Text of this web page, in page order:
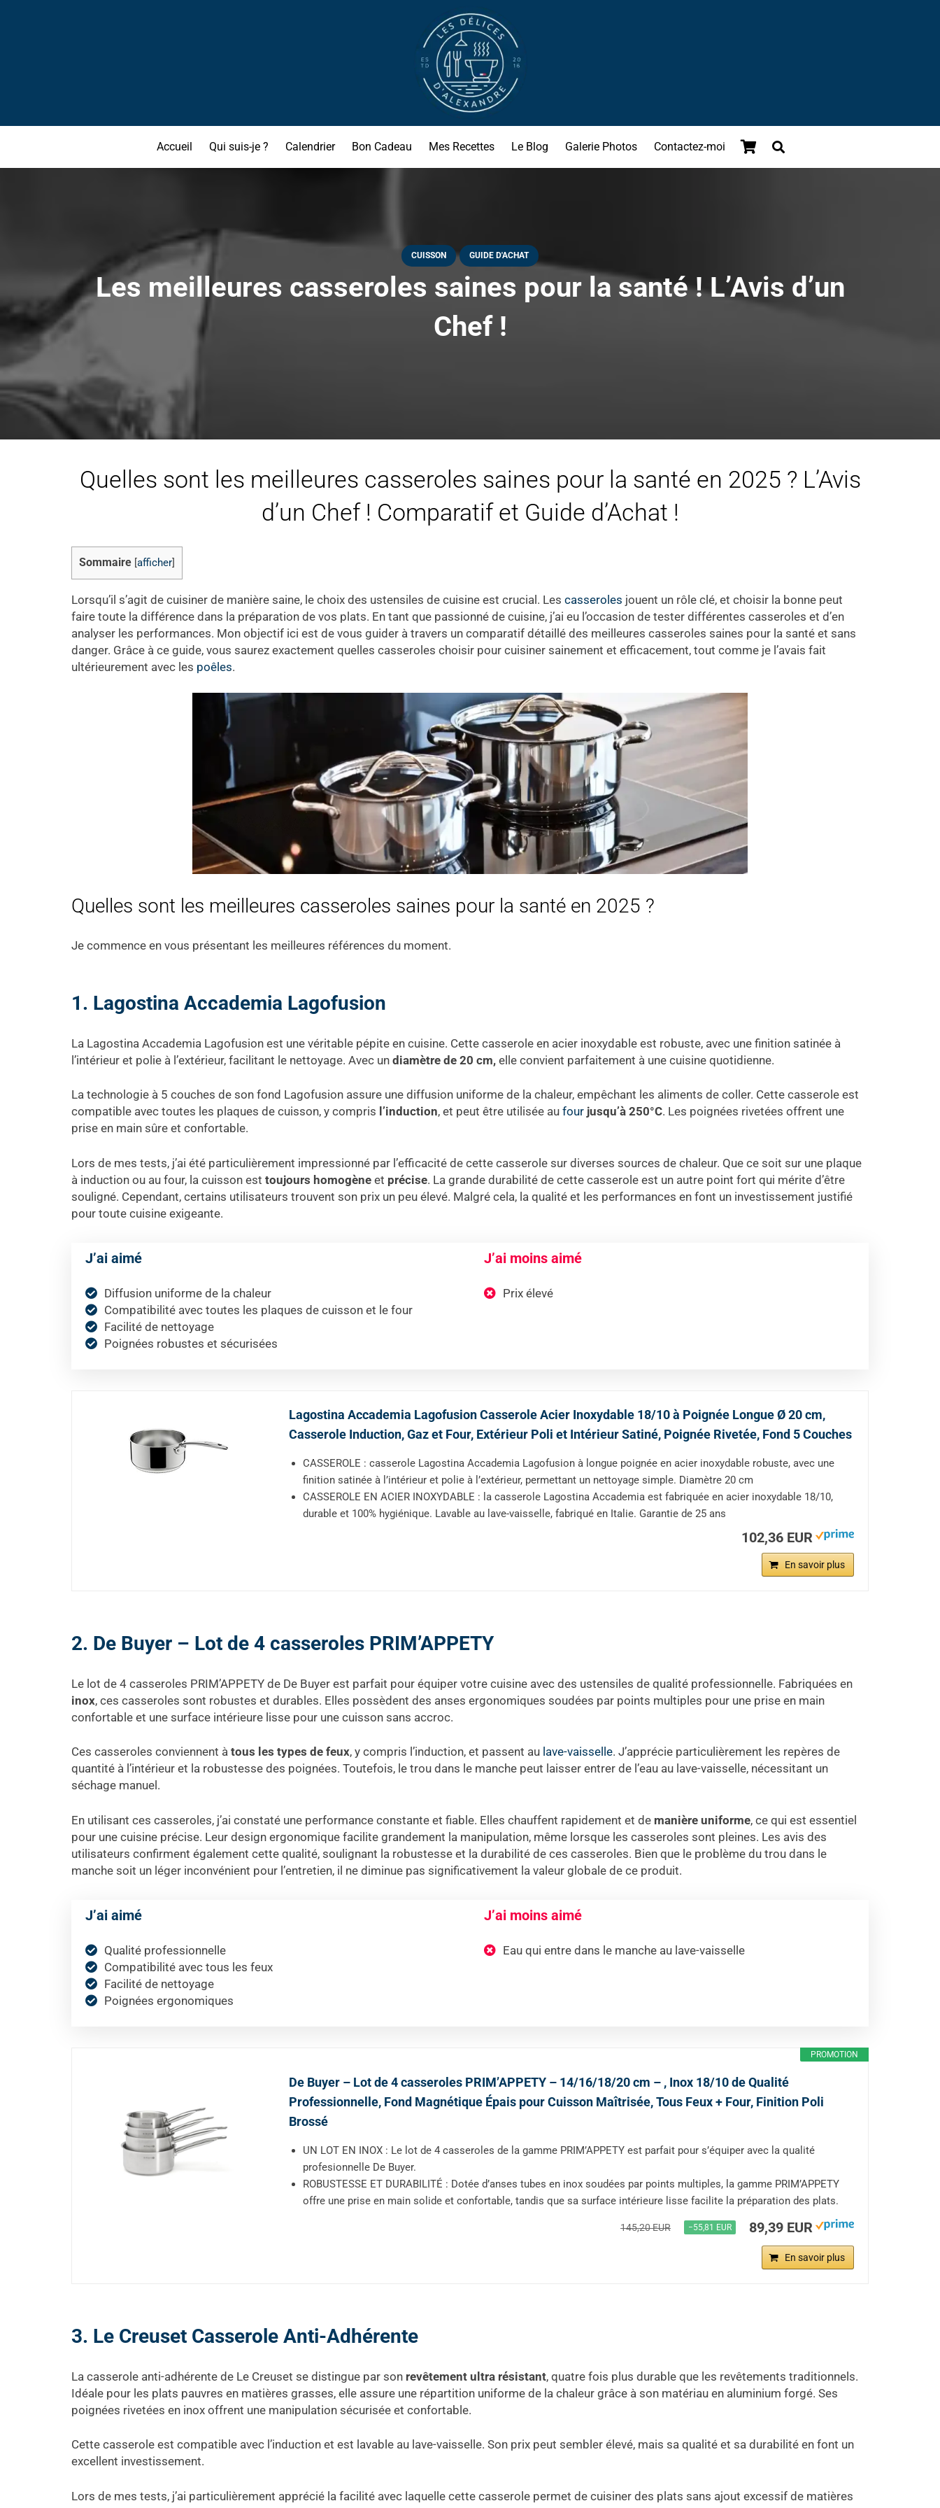
Accueil Qui suis-je ? Calendrier Bon Cadeau Mes Recettes Le Blog Galerie Photos Contactez-moi
CUISSON GUIDE D'ACHAT
Les meilleures casseroles saines pour la santé ! L’Avis d’un
Chef !
Quelles sont les meilleures casseroles saines pour la santé en 2025 ? L’Avis
d’un Chef ! Comparatif et Guide d’Achat !
Sommaire afficher
Lorsqu’il s’agit de cuisiner de manière saine, le choix des ustensiles de cuisine est crucial. Les casseroles jouent un rôle clé, et choisir la bonne peut
faire toute la différence dans la préparation de vos plats. En tant que passionné de cuisine, j’ai eu l’occasion de tester différentes casseroles et d’en
analyser les performances. Mon objectif ici est de vous guider à travers un comparatif détaillé des meilleures casseroles saines pour la santé et sans
danger. Grâce à ce guide, vous saurez exactement quelles casseroles choisir pour cuisiner sainement et efficacement, tout comme je l’avais fait
ultérieurement avec les poêles.
Quelles sont les meilleures casseroles saines pour la santé en 2025 ?
Je commence en vous présentant les meilleures références du moment.
1. Lagostina Accademia Lagofusion
La Lagostina Accademia Lagofusion est une véritable pépite en cuisine. Cette casserole en acier inoxydable est robuste, avec une finition satinée à
l’intérieur et polie à l’extérieur, facilitant le nettoyage. Avec un diamètre de 20 cm, elle convient parfaitement à une cuisine quotidienne.
La technologie à 5 couches de son fond Lagofusion assure une diffusion uniforme de la chaleur, empêchant les aliments de coller. Cette casserole est
compatible avec toutes les plaques de cuisson, y compris l’induction, et peut être utilisée au four jusqu’à 250°C. Les poignées rivetées offrent une
prise en main sûre et confortable.
Lors de mes tests, j’ai été particulièrement impressionné par l’efficacité de cette casserole sur diverses sources de chaleur. Que ce soit sur une plaque
à induction ou au four, la cuisson est toujours homogène et précise. La grande durabilité de cette casserole est un autre point fort qui mérite d’être
souligné. Cependant, certains utilisateurs trouvent son prix un peu élevé. Malgré cela, la qualité et les performances en font un investissement justifié
pour toute cuisine exigeante.
J’ai aimé
Diffusion uniforme de la chaleur
Compatibilité avec toutes les plaques de cuisson et le four
Facilité de nettoyage
Poignées robustes et sécurisées
J’ai moins aimé
Prix élevé
Lagostina Accademia Lagofusion Casserole Acier Inoxydable 18/10 à Poignée Longue Ø 20 cm,
Casserole Induction, Gaz et Four, Extérieur Poli et Intérieur Satiné, Poignée Rivetée, Fond 5 Couches
CASSEROLE : casserole Lagostina Accademia Lagofusion à longue poignée en acier inoxydable robuste, avec une
finition satinée à l’intérieur et polie à l’extérieur, permettant un nettoyage simple. Diamètre 20 cm
CASSEROLE EN ACIER INOXYDABLE : la casserole Lagostina Accademia est fabriquée en acier inoxydable 18/10,
durable et 100% hygiénique. Lavable au lave-vaisselle, fabriqué en Italie. Garantie de 25 ans
102,36 EUR
En savoir plus
2. De Buyer – Lot de 4 casseroles PRIM’APPETY
Le lot de 4 casseroles PRIM’APPETY de De Buyer est parfait pour équiper votre cuisine avec des ustensiles de qualité professionnelle. Fabriquées en
inox, ces casseroles sont robustes et durables. Elles possèdent des anses ergonomiques soudées par points multiples pour une prise en main
confortable et une surface intérieure lisse pour une cuisson sans accroc.
Ces casseroles conviennent à tous les types de feux, y compris l’induction, et passent au lave-vaisselle. J’apprécie particulièrement les repères de
quantité à l’intérieur et la robustesse des poignées. Toutefois, le trou dans le manche peut laisser entrer de l’eau au lave-vaisselle, nécessitant un
séchage manuel.
En utilisant ces casseroles, j’ai constaté une performance constante et fiable. Elles chauffent rapidement et de manière uniforme, ce qui est essentiel
pour une cuisine précise. Leur design ergonomique facilite grandement la manipulation, même lorsque les casseroles sont pleines. Les avis des
utilisateurs confirment également cette qualité, soulignant la robustesse et la durabilité de ces casseroles. Bien que le problème du trou dans le
manche soit un léger inconvénient pour l’entretien, il ne diminue pas significativement la valeur globale de ce produit.
J’ai aimé
Qualité professionnelle
Compatibilité avec tous les feux
Facilité de nettoyage
Poignées ergonomiques
J’ai moins aimé
Eau qui entre dans le manche au lave-vaisselle
PROMOTION
De Buyer – Lot de 4 casseroles PRIM’APPETY – 14/16/18/20 cm – , Inox 18/10 de Qualité
Professionnelle, Fond Magnétique Épais pour Cuisson Maîtrisée, Tous Feux + Four, Finition Poli
Brossé
UN LOT EN INOX : Le lot de 4 casseroles de la gamme PRIM’APPETY est parfait pour s’équiper avec la qualité
profesionnelle De Buyer.
ROBUSTESSE ET DURABILITÉ : Dotée d’anses tubes en inox soudées par points multiples, la gamme PRIM’APPETY
offre une prise en main solide et confortable, tandis que sa surface intérieure lisse facilite la préparation des plats.
145,20 EUR −55,81 EUR 89,39 EUR
En savoir plus
3. Le Creuset Casserole Anti-Adhérente
La casserole anti-adhérente de Le Creuset se distingue par son revêtement ultra résistant, quatre fois plus durable que les revêtements traditionnels.
Idéale pour les plats pauvres en matières grasses, elle assure une répartition uniforme de la chaleur grâce à son matériau en aluminium forgé. Ses
poignées rivetées en inox offrent une manipulation sécurisée et confortable.
Cette casserole est compatible avec l’induction et est lavable au lave-vaisselle. Son prix peut sembler élevé, mais sa qualité et sa durabilité en font un
excellent investissement.
Lors de mes tests, j’ai particulièrement apprécié la facilité avec laquelle cette casserole permet de cuisiner des plats sans ajout excessif de matières